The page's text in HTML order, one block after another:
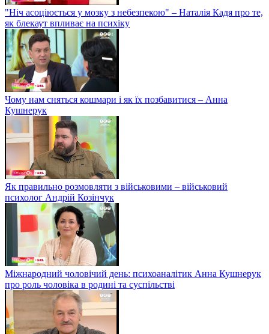
"Ніч асоціюється у мозку з небезпекою" – Наталія Кадя про те,
як блекаут впливає на психіку
Чому нам сняться кошмари і як їх позбавитися – Анна
Кушнерук
Як правильно розмовляти з військовими – військовий
психолог Андрій Козінчук
Міжнародний чоловічий день: психоаналітик Анна Кушнерук
про роль чоловіка в родині та суспільстві